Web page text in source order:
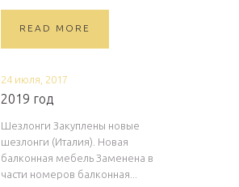
READ MORE
24 июля, 2017
2019 год
Шезлонги Закуплены новые
шезлонги (Италия). Новая
балконная мебель Заменена в
части номеров балконная...